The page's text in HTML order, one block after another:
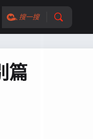
搜一搜
篇